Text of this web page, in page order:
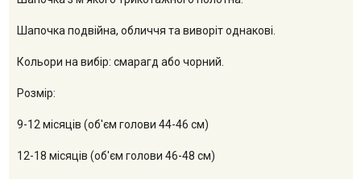
Шапочка подвійна, обличчя та виворіт однакові.
Кольори на вибір: смарагд або чорний.
Розмір:
9-12 місяців (об'єм голови 44-46 см)
12-18 місяців (об'єм голови 46-48 см)